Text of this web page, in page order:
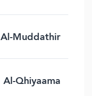
Al-Muddathir
Al-Qhiyaama